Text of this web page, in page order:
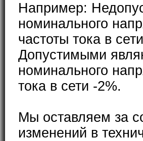
Например:
номинального
частоты тока в
Допустимыми
номинального
тока в сети -2%.
Мы оставляем за
изменений в